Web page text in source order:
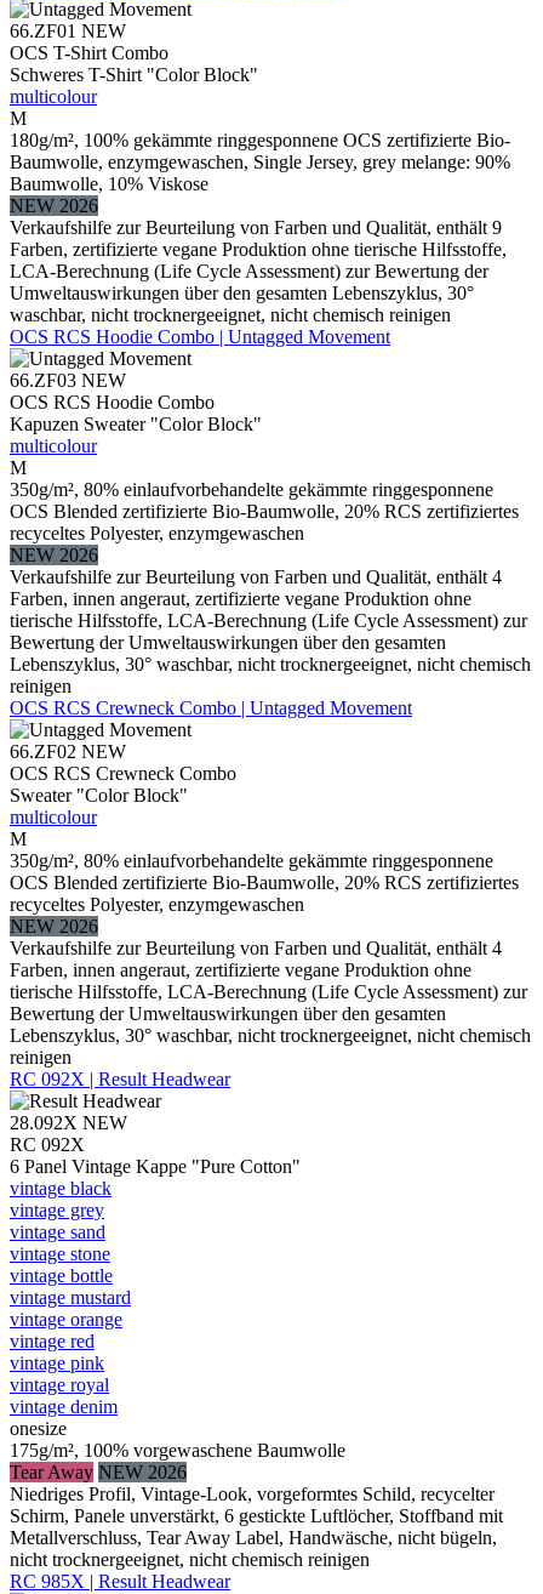
66.ZF01 NEW
OCS T-Shirt Combo
Schweres T-Shirt "Color Block"
multicolour
M
180g/m², 100% gekämmte ringgesponnene OCS zertifizierte Bio-
Baumwolle, enzymgewaschen, Single Jersey, grey melange: 90%
Baumwolle, 10% Viskose
NEW 2026
Verkaufshilfe zur Beurteilung von Farben und Qualität, enthält 9
Farben, zertifizierte vegane Produktion ohne tierische Hilfsstoffe,
LCA-Berechnung (Life Cycle Assessment) zur Bewertung der
Umweltauswirkungen über den gesamten Lebenszyklus, 30°
waschbar, nicht trocknergeeignet, nicht chemisch reinigen
OCS RCS Hoodie Combo | Untagged Movement
66.ZF03 NEW
OCS RCS Hoodie Combo
Kapuzen Sweater "Color Block"
multicolour
M
350g/m², 80% einlaufvorbehandelte gekämmte ringgesponnene
OCS Blended zertifizierte Bio-Baumwolle, 20% RCS zertifiziertes
recyceltes Polyester, enzymgewaschen
NEW 2026
Verkaufshilfe zur Beurteilung von Farben und Qualität, enthält 4
Farben, innen angeraut, zertifizierte vegane Produktion ohne
tierische Hilfsstoffe, LCA-Berechnung (Life Cycle Assessment) zur
Bewertung der Umweltauswirkungen über den gesamten
Lebenszyklus, 30° waschbar, nicht trocknergeeignet, nicht chemisch
reinigen
OCS RCS Crewneck Combo | Untagged Movement
66.ZF02 NEW
OCS RCS Crewneck Combo
Sweater "Color Block"
multicolour
M
350g/m², 80% einlaufvorbehandelte gekämmte ringgesponnene
OCS Blended zertifizierte Bio-Baumwolle, 20% RCS zertifiziertes
recyceltes Polyester, enzymgewaschen
NEW 2026
Verkaufshilfe zur Beurteilung von Farben und Qualität, enthält 4
Farben, innen angeraut, zertifizierte vegane Produktion ohne
tierische Hilfsstoffe, LCA-Berechnung (Life Cycle Assessment) zur
Bewertung der Umweltauswirkungen über den gesamten
Lebenszyklus, 30° waschbar, nicht trocknergeeignet, nicht chemisch
reinigen
RC 092X | Result Headwear
28.092X NEW
RC 092X
6 Panel Vintage Kappe "Pure Cotton"
vintage black
vintage grey
vintage sand
vintage stone
vintage bottle
vintage mustard
vintage orange
vintage red
vintage pink
vintage royal
vintage denim
onesize
175g/m², 100% vorgewaschene Baumwolle
Tear Away NEW 2026
Niedriges Profil, Vintage-Look, vorgeformtes Schild, recycelter
Schirm, Panele unverstärkt, 6 gestickte Luftlöcher, Stoffband mit
Metallverschluss, Tear Away Label, Handwäsche, nicht bügeln,
nicht trocknergeeignet, nicht chemisch reinigen
RC 985X | Result Headwear